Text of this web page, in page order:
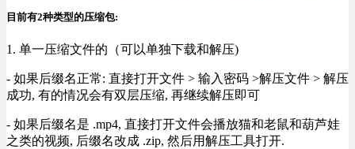
目前有2种类型的压缩包:
1. 单一压缩文件的（可以单独下载和解压)
- 如果后缀名正常: 直接打开文件 > 输入密码 >解压文件 > 解压
成功, 有的情况会有双层压缩, 再继续解压即可
- 如果后缀名是 .mp4, 直接打开文件会播放猫和老鼠和葫芦娃
之类的视频, 后缀名改成 .zip, 然后用解压工具打开.